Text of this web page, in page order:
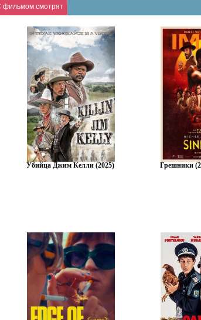
фильмом смотрят
Убийца Джим Келли (2025) Грешники